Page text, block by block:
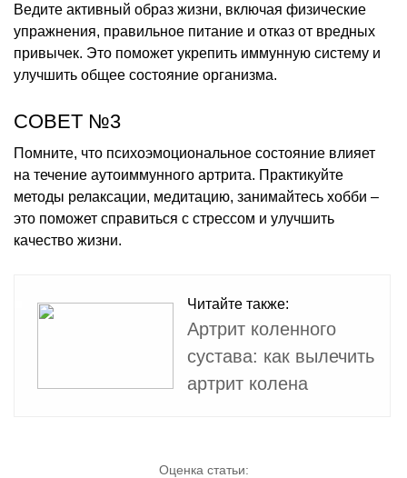
Ведите активный образ жизни, включая физические
упражнения, правильное питание и отказ от вредных
привычек. Это поможет укрепить иммунную систему и
улучшить общее состояние организма.
СОВЕТ №3
Помните, что психоэмоциональное состояние влияет
на течение аутоиммунного артрита. Практикуйте
методы релаксации, медитацию, занимайтесь хобби –
это поможет справиться с стрессом и улучшить
качество жизни.
Читайте также:
Артрит коленного
сустава: как вылечить
артрит колена
Оценка статьи: